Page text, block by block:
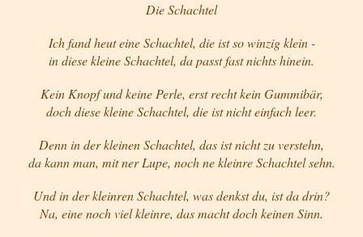
Die Schachtel
Ich fand heut eine Schachtel, die ist so winzig klein -
in diese kleine Schachtel, da passt fast nichts hinein.
Kein Knopf und keine Perle, erst recht kein Gummibär,
doch diese kleine Schachtel, die ist nicht einfach leer.
Denn in der kleinen Schachtel, das ist nicht zu verstehn,
da kann man, mit ner Lupe, noch ne kleinre Schachtel sehn.
Und in der kleinren Schachtel, was denkst du, ist da drin?
Na, eine noch viel kleinre, das macht doch keinen Sinn.